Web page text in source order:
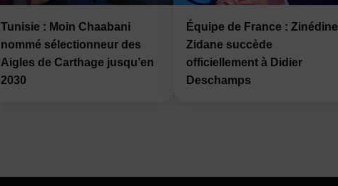
Tunisie : Moin Chaabani
nommé sélectionneur des
Aigles de Carthage jusqu’en
2030
Équipe de France : Zinédine
Zidane succède
officiellement à Didier
Deschamps